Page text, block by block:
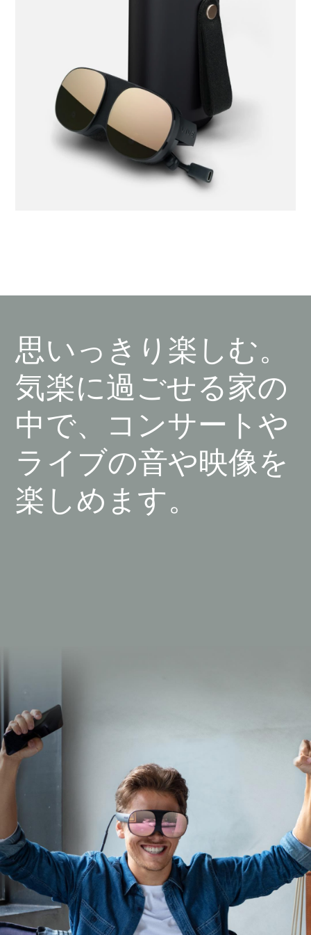
思いっきり楽しむ。
気楽に過ごせる家の
中で、コンサートや
ライブの音や映像を
楽しめます。